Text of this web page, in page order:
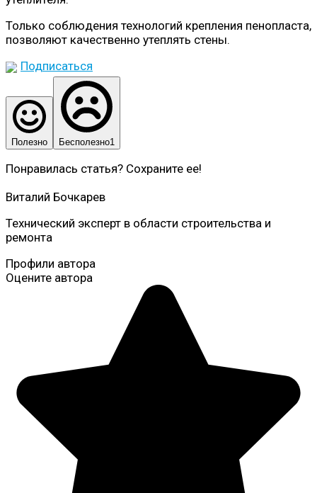
Только соблюдения технологий крепления пенопласта,
позволяют качественно утеплять стены.
Подписаться
Полезно Бесполезно1
Понравилась статья? Сохраните ее!
Виталий Бочкарев
Технический эксперт в области строительства и
ремонта
Профили автора
Оцените автора